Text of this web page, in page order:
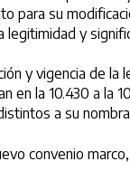
para su
y
y vigencia de
la 10.430 a la
a su
convenio